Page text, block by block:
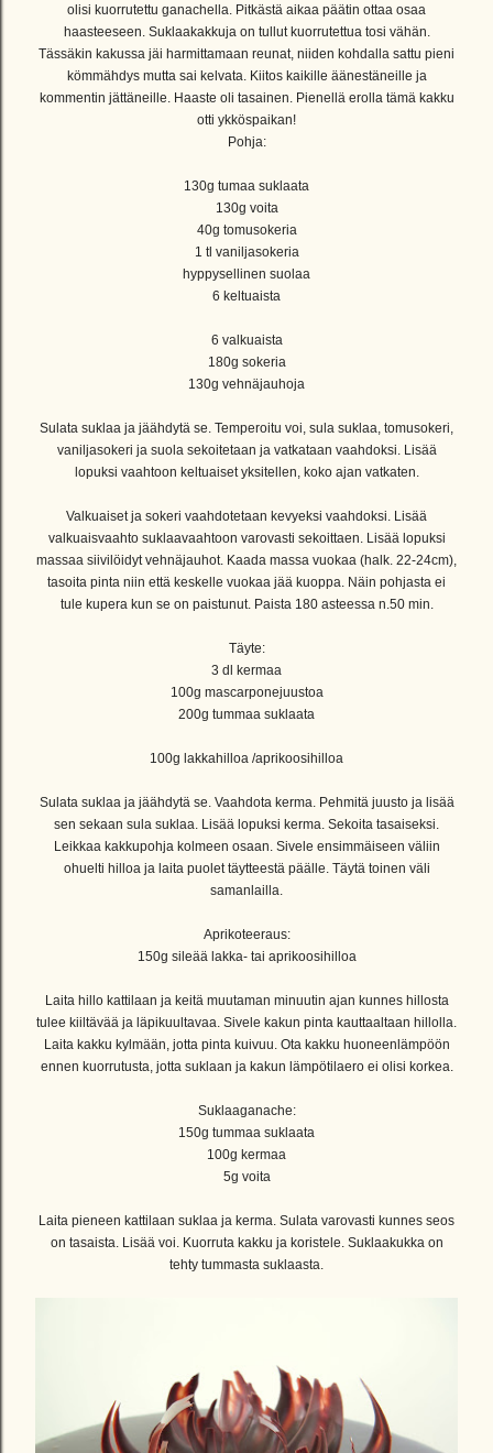
olisi kuorrutettu ganachella. Pitkästä aikaa päätin ottaa osaa
haasteeseen. Suklaakakkuja on tullut kuorrutettua tosi vähän.
Tässäkin kakussa jäi harmittamaan reunat, niiden kohdalla sattu pieni
kömmähdys mutta sai kelvata. Kiitos kaikille äänestäneille ja
kommentin jättäneille. Haaste oli tasainen. Pienellä erolla tämä kakku
otti ykköspaikan!
Pohja:
130g tumaa suklaata
130g voita
40g tomusokeria
1 tl vaniljasokeria
hyppysellinen suolaa
6 keltuaista
6 valkuaista
180g sokeria
130g vehnäjauhoja
Sulata suklaa ja jäähdytä se. Temperoitu voi, sula suklaa, tomusokeri,
vaniljasokeri ja suola sekoitetaan ja vatkataan vaahdoksi. Lisää
lopuksi vaahtoon keltuaiset yksitellen, koko ajan vatkaten.
Valkuaiset ja sokeri vaahdotetaan kevyeksi vaahdoksi. Lisää
valkuaisvaahto suklaavaahtoon varovasti sekoittaen. Lisää lopuksi
massaa siivilöidyt vehnäjauhot. Kaada massa vuokaa (halk. 22-24cm),
tasoita pinta niin että keskelle vuokaa jää kuoppa. Näin pohjasta ei
tule kupera kun se on paistunut. Paista 180 asteessa n.50 min.
Täyte:
3 dl kermaa
100g mascarponejuustoa
200g tummaa suklaata
100g lakkahilloa /aprikoosihilloa
Sulata suklaa ja jäähdytä se. Vaahdota kerma. Pehmitä juusto ja lisää
sen sekaan sula suklaa. Lisää lopuksi kerma. Sekoita tasaiseksi.
Leikkaa kakkupohja kolmeen osaan. Sivele ensimmäiseen väliin
ohuelti hilloa ja laita puolet täytteestä päälle. Täytä toinen väli
samanlailla.
Aprikoteeraus:
150g sileää lakka- tai aprikoosihilloa
Laita hillo kattilaan ja keitä muutaman minuutin ajan kunnes hillosta
tulee kiiltävää ja läpikuultavaa. Sivele kakun pinta kauttaaltaan hillolla.
Laita kakku kylmään, jotta pinta kuivuu. Ota kakku huoneenlämpöön
ennen kuorrutusta, jotta suklaan ja kakun lämpötilaero ei olisi korkea.
Suklaaganache:
150g tummaa suklaata
100g kermaa
5g voita
Laita pieneen kattilaan suklaa ja kerma. Sulata varovasti kunnes seos
on tasaista. Lisää voi. Kuorruta kakku ja koristele. Suklaakukka on
tehty tummasta suklaasta.